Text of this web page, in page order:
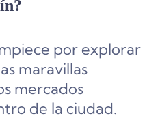
por explorar
maravillas
mercados
de la ciudad.